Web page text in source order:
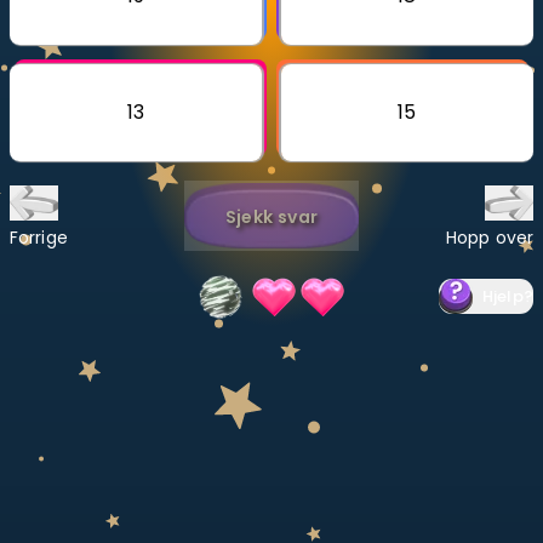
Bestill privatundervisning
Velg læreplan
Logg inn
13 15
Forrige
Sjekk svar
Hopp over
?